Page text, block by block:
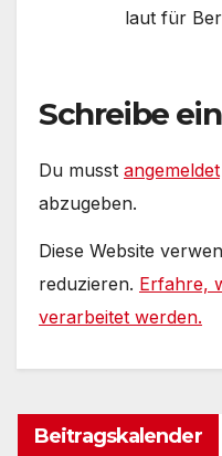
laut für
Schreibe
Du musst angemeldet
abzugeben.
Diese Website
reduzieren. Erfahre,
verarbeitet werden.
Beitragskalender